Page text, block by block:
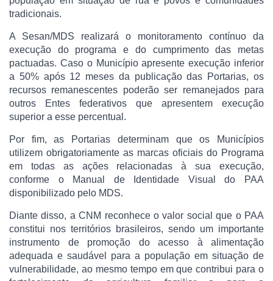
tradicionais.
A Sesan/MDS realizará o monitoramento contínuo da
execução do programa e do cumprimento das metas
pactuadas. Caso o Município apresente execução inferior
a 50% após 12 meses da publicação das Portarias, os
recursos remanescentes poderão ser remanejados para
outros Entes federativos que apresentem execução
superior a esse percentual.
Por fim, as Portarias determinam que os Municípios
utilizem obrigatoriamente as marcas oficiais do Programa
em todas as ações relacionadas à sua execução,
conforme o Manual de Identidade Visual do PAA
disponibilizado pelo MDS.
Diante disso, a CNM reconhece o valor social que o PAA
constitui nos territórios brasileiros, sendo um importante
instrumento de promoção do acesso à alimentação
adequada e saudável para a população em situação de
vulnerabilidade, ao mesmo tempo em que contribui para o